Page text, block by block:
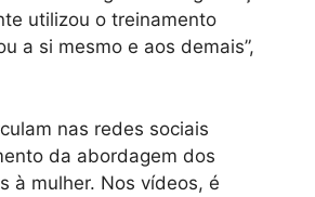
utilizou o treinamento
a si mesmo e aos demais”,
nas redes sociais
da abordagem dos
à mulher. Nos vídeos, é